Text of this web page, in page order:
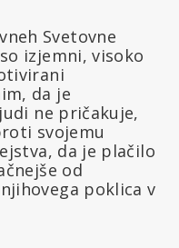
Svetovne
izjemni, visoko
da je
ne pričakuje,
svojemu
da je plačilo
od
poklica v